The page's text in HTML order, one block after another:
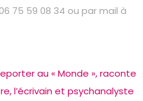
75 59 08 34 ou par mail à
au « Monde », raconte
l’écrivain et psychanalyste